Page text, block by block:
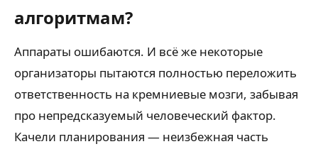
алгоритмам?
Аппараты ошибаются. И всё же некоторые
организаторы пытаются полностью переложить
ответственность на кремниевые мозги, забывая
про непредсказуемый человеческий фактор.
Качели планирования — неизбежная часть